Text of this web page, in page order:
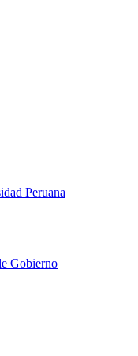
Peruana
Gobierno